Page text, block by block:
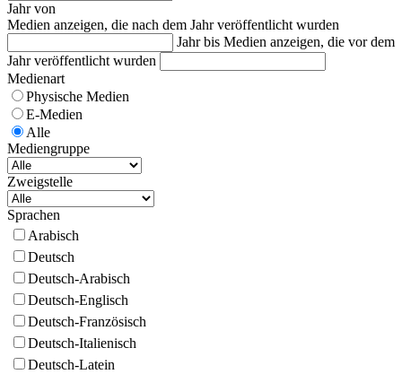
Jahr von
Medien anzeigen, die nach dem Jahr veröffentlicht wurden
Jahr bis Medien anzeigen, die vor dem
Jahr veröffentlicht wurden
Medienart
Physische Medien
E-Medien
Alle
Mediengruppe
Zweigstelle
Sprachen
Arabisch
Deutsch
Deutsch-Arabisch
Deutsch-Englisch
Deutsch-Französisch
Deutsch-Italienisch
Deutsch-Latein